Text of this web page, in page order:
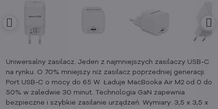
Uniwersalny zasilacz. Jeden z najmniejszych zasilaczy USB-C
na rynku. O 70% mniejszy niż zasilacz poprzedniej generacji.
Port USB-C o mocy do 65 W. Ładuje MacBooka Air M2 od 0 do
50% w zaledwie 30 minut. Technologia GaN zapewnia
bezpieczne i szybkie zasilanie urządzeń. Wymiary: 3,5 x 3,5 x